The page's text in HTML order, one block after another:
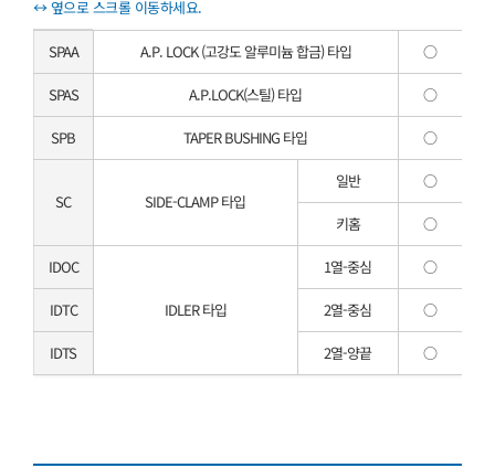
SPAA A.P. LOCK (고강도 알루미늄 합금) 타입 ○
SPAS A.P.LOCK(스틸) 타입 ○
SPB TAPER BUSHING 타입 ○
SC SIDE-CLAMP 타입
일반 ○
키홈 ○
IDOC
IDLER 타입
1열-중심 ○
IDTC 2열-중심 ○
IDTS 2열-양끝 ○